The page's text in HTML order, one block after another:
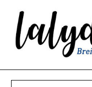
content